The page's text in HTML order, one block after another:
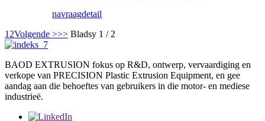
navraagdetail
1 2Volgende >>> Bladsy 1 / 2
BAOD EXTRUSION fokus op R&D, ontwerp, vervaardiging en
verkope van PRECISION Plastic Extrusion Equipment, en gee
aandag aan die behoeftes van gebruikers in die motor- en mediese
industrieë.